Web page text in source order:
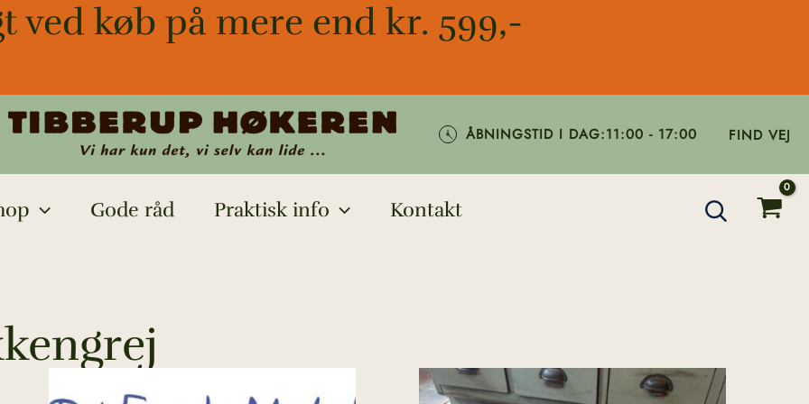
ved køb på mere end kr. 599,-
ÅBNINGSTID I DAG:11:00 - 17:00 FIND VEJ
Gode råd Praktisk info Kontakt